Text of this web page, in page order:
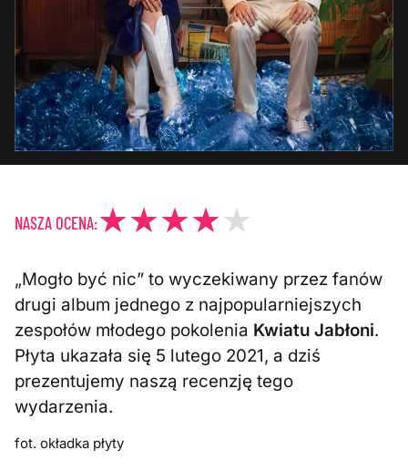
NASZA OCENA:
„Mogło być nic” to wyczekiwany przez fanów
drugi album jednego z najpopularniejszych
zespołów młodego pokolenia Kwiatu Jabłoni.
Płyta ukazała się 5 lutego 2021, a dziś
prezentujemy naszą recenzję tego
wydarzenia.
fot. okładka płyty